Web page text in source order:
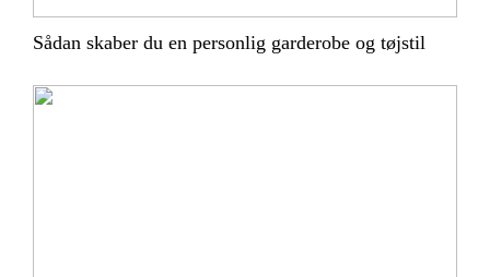
Sådan skaber du en personlig garderobe og tøjstil